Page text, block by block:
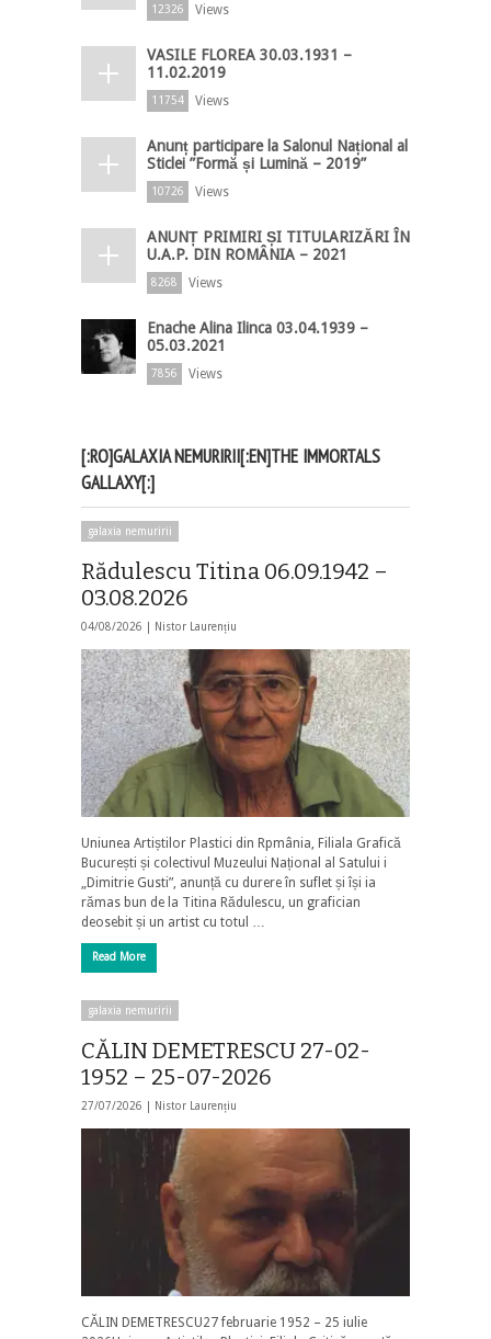
12326 Views
VASILE FLOREA 30.03.1931 –
11.02.2019
11754 Views
Anunț participare la Salonul Național al
Sticlei ”Formă și Lumină – 2019”
10726 Views
ANUNȚ PRIMIRI ȘI TITULARIZĂRI ÎN
U.A.P. DIN ROMÂNIA – 2021
8268 Views
Enache Alina Ilinca 03.04.1939 –
05.03.2021
7856 Views
[:RO]GALAXIA NEMURIRII[:EN]THE IMMORTALS
GALLAXY[:]
galaxia nemuririi
Rădulescu Titina 06.09.1942 –
03.08.2026
04/08/2026 | Nistor Laurențiu
Uniunea Artiștilor Plastici din Rpmânia, Filiala Grafică
București și colectivul Muzeului Național al Satului i
„Dimitrie Gusti”, anunță cu durere în suflet și își ia
rămas bun de la Titina Rădulescu, un grafician
deosebit și un artist cu totul …
Read More
galaxia nemuririi
CĂLIN DEMETRESCU 27-02-
1952 – 25-07-2026
27/07/2026 | Nistor Laurențiu
CĂLIN DEMETRESCU27 februarie 1952 – 25 iulie